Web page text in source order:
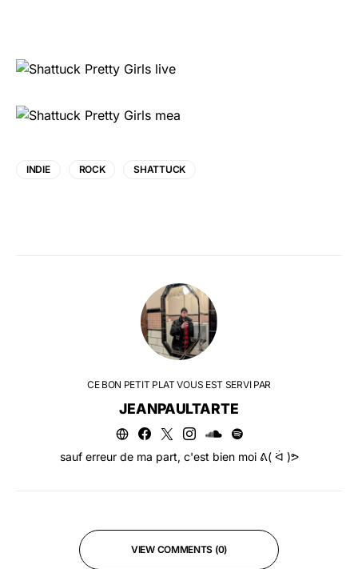
INDIE ROCK SHATTUCK
CE BON PETIT PLAT VOUS EST SERVI PAR
JEANPAULTARTE
sauf erreur de ma part, c'est bien moi ᕕ( ᐛ )ᕗ
VIEW COMMENTS (0)